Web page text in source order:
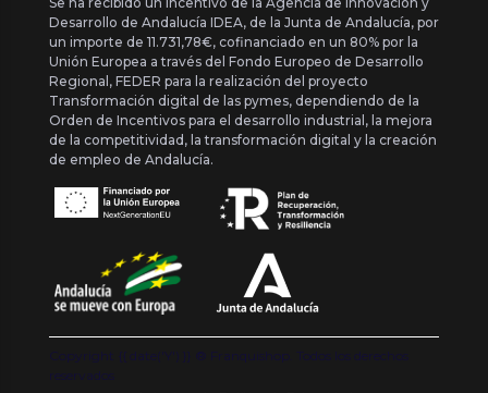
Desarrollo de Andalucía IDEA, de la Junta de Andalucía, por
un importe de 11.731,78€, cofinanciado en un 80% por la
Unión Europea a través del Fondo Europeo de Desarrollo
Regional, FEDER para la realización del proyecto
Transformación digital de las pymes, dependiendo de la
Orden de Incentivos para el desarrollo industrial, la mejora
de la competitividad, la transformación digital y la creación
de empleo de Andalucía.
Copyright {{ date('Y') }} ® Franquishop. Todos los derechos
reservados